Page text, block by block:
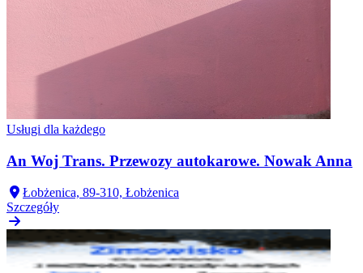
Usługi dla każdego
An Woj Trans. Przewozy autokarowe. Nowak Anna
Łobżenica, 89-310, Łobżenica
Szczegóły